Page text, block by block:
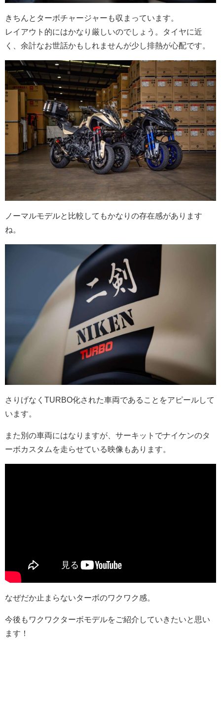
きちんとターボチャージャーも収まっています。
レイアウト的にはかなり厳しいのでしょう。タイヤに近
く、余計なお世話かもしれませんが少し排熱が心配です。
ノーマルモデルと比較してもかなりの存在感があります
ね。
さりげなくTURBO化された車両であることをアピールして
います。
また別の車両にはなりますが、サーキットでナイケンのタ
ーボカスタムを走らせている映像もあります。
なぜだか止まらないターボのワクワク感。
今後もワクワクターボモデルをご紹介していきたいと思い
ます！